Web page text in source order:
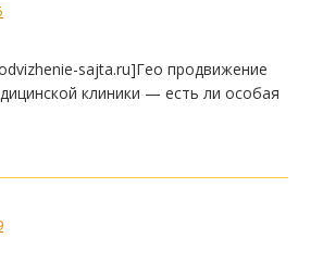
sajta.ru]Гео продвижение
клиники — есть ли особая